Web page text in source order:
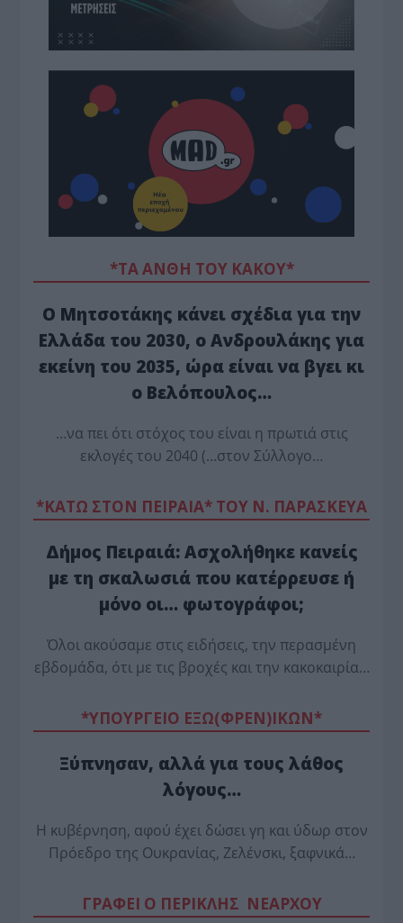
*ΤΑ ΆΝΘΗ ΤΟΥ ΚΑΚΟΎ*
Ο Μητσοτάκης κάνει σχέδια για την
Ελλάδα του 2030, ο Ανδρουλάκης για
εκείνη του 2035, ώρα είναι να βγει κι
ο Βελόπουλος…
…να πει ότι στόχος του είναι η πρωτιά στις
εκλογές του 2040 (…στον Σύλλογο…
*ΚΑΤΩ ΣΤΟΝ ΠΕΙΡΑΙΑ* ΤΟΥ Ν. ΠΑΡΑΣΚΕΥΑ
Δήμος Πειραιά: Ασχολήθηκε κανείς
με τη σκαλωσιά που κατέρρευσε ή
μόνο οι… φωτογράφοι;
Όλοι ακούσαμε στις ειδήσεις, την περασμένη
εβδομάδα, ότι με τις βροχές και την κακοκαιρία…
*ΥΠΟΥΡΓΕΙΟ ΕΞΩ(ΦΡΕΝ)ΙΚΩΝ*
Ξύπνησαν, αλλά για τους λάθος
λόγους…
Η κυβέρνηση, αφού έχει δώσει γη και ύδωρ στον
Πρόεδρο της Ουκρανίας, Ζελένσκι, ξαφνικά…
ΓΡΑΦΕΙ Ο ΠΕΡΙΚΛΗΣ ΝΕΑΡΧΟΥ